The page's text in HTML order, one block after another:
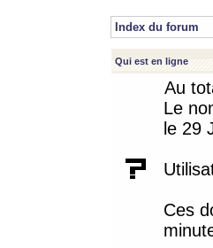
Index du forum
Qui est en ligne
Au
Le
le 29
Ces